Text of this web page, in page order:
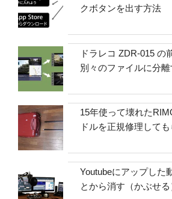
クボタンを出す方法
ドラレコ ZDR-015 の
別々のファイルに分
15年使って壊れた
ドルを正規修理して
Youtubeにアップした
とから消す（かぶせ